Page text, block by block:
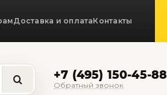
Доставка и оплатаКонтакты
+7 (495) 150-45-88
Обратный звонок